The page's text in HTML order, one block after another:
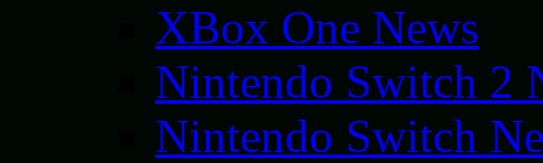
XBox One News
Nintendo Switch 2
Nintendo Switch